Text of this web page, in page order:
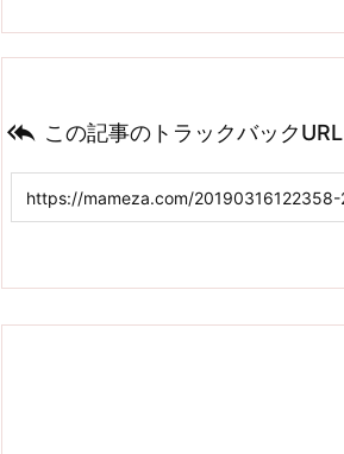
 この記事のトラックバックURL